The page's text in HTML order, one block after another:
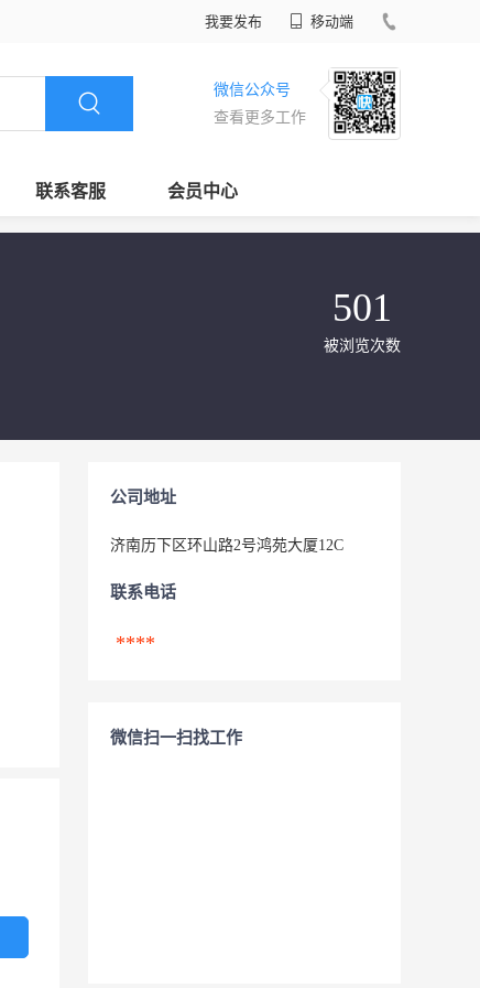
我要发布 移动端
微信公众号
查看更多工作
联系客服 会员中心
501
被浏览次数
公司地址
济南历下区环山路2号鸿苑大厦12C
联系电话
****
微信扫一扫找工作